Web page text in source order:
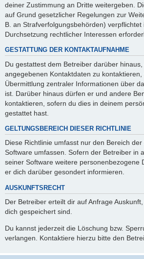
deiner Zustimmung an Dritte weitergeben.
auf Grund gesetzlicher Regelungen zur
B. an Strafverfolgungsbehörden)
Durchsetzung rechtlicher Interessen
GESTATTUNG DER KONTAKTAUFNAHME
Du gestattest dem Betreiber darüber
angegebenen Kontaktdaten zu
Übermittlung zentraler Informationen über
ist. Darüber hinaus dürfen er und andere
kontaktieren, sofern du dies in deinem
gestattet hast.
GELTUNGSBEREICH DIESER RICHTLINIE
Diese Richtlinie umfasst nur den Bereich
Software umfassen. Sofern der Betreiber in
seiner Software weitere personenbezogene
er dich darüber gesondert informieren.
AUSKUNFTSRECHT
Der Betreiber erteilt dir auf Anfrage
dich gespeichert sind.
Du kannst jederzeit die Löschung bzw.
verlangen. Kontaktiere hierzu bitte den